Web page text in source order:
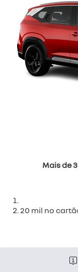
Mais de
20 mil no